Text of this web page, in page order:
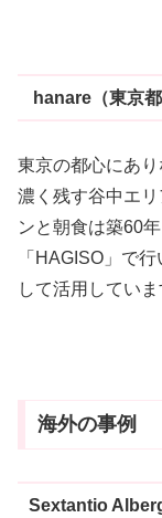
hanare（東京都
東京の都心にあ
濃く残す谷中エ
ンと朝食は築60
「HAGISO」で
して活用していま
海外の事例
Sextantio